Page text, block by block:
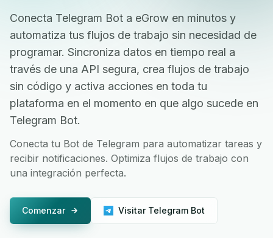
Conecta Telegram Bot a eGrow en minutos y
automatiza tus flujos de trabajo sin necesidad de
programar. Sincroniza datos en tiempo real a
través de una API segura, crea flujos de trabajo
sin código y activa acciones en toda tu
plataforma en el momento en que algo sucede en
Telegram Bot.
Conecta tu Bot de Telegram para automatizar tareas y
recibir notificaciones. Optimiza flujos de trabajo con
una integración perfecta.
Comenzar Visitar Telegram Bot